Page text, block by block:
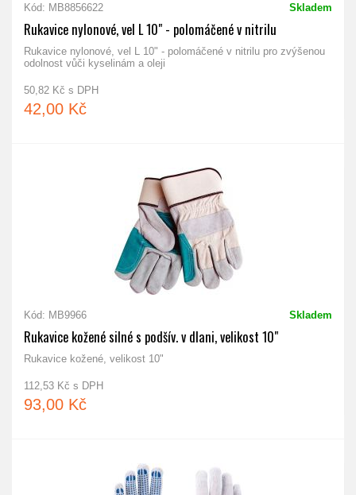
Kód: MB8856622 Skladem
Rukavice nylonové, vel L 10" - polomáčené v nitrilu
Rukavice nylonové, vel L 10" - polomáčené v nitrilu pro zvýšenou
odolnost vůči kyselinám a oleji
50,82 Kč s DPH
42,00 Kč
Kód: MB9966 Skladem
Rukavice kožené silné s podšív. v dlani, velikost 10"
Rukavice kožené, velikost 10"
112,53 Kč s DPH
93,00 Kč